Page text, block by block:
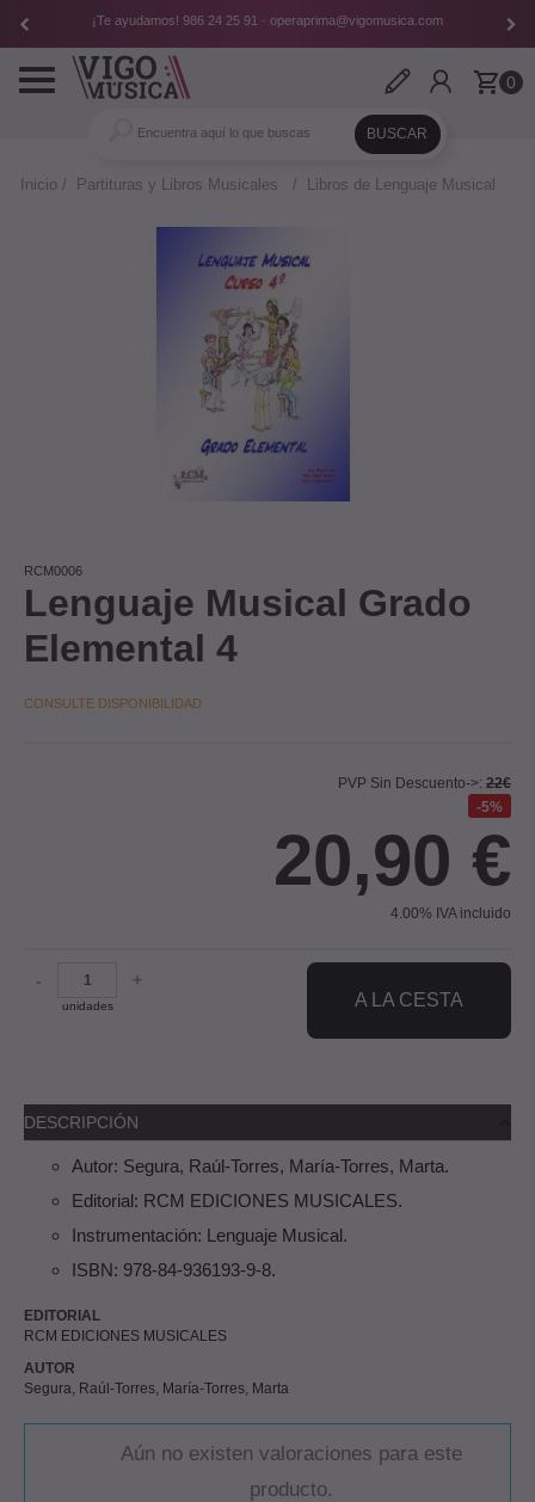
¡Te ayudamos! 986 24 25 91 · operaprima@vigomusica.com
0
Toggle
navigation
Inicio Partituras y Libros Musicales Libros de Lenguaje Musical
RCM0006
Lenguaje Musical Grado
Elemental 4
CONSULTE DISPONIBILIDAD
PVP Sin Descuento->: 22€
5%
20,90 €
4.00% IVA incluido
-
unidades
+
A LA CESTA
DESCRIPCIÓN
Autor: Segura, Raúl-Torres, María-Torres, Marta.
Editorial: RCM EDICIONES MUSICALES.
Instrumentación: Lenguaje Musical.
ISBN: 978-84-936193-9-8.
EDITORIAL
RCM EDICIONES MUSICALES
AUTOR
Segura, Raúl-Torres, María-Torres, Marta
Aún no existen valoraciones para este
producto.